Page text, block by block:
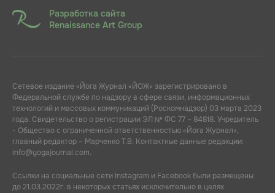
Разработка сайта
Renaissance Art Group
Сетевое издание «Йога Журнал «ЙОЖ» зарегистрировано в
Федеральной службе по надзору в сфере связи, информационных
технологий и массовых коммуникаций (Роскомнадзор) 03 марта 2023
года. Свидетельство о регистрации ЭЛ № ФС 77 – 84818. Учредитель
- Общество с ограниченной ответственностью «Йога Журнал»,
главный редактор – Марченко Т.В. Контактные данные редакции:
info@yogajournal.com.
Ссылки на социальные сети Instagram и Facebook были размещены
до 21.03.2022г. в некоторых статьях исключительно в целях